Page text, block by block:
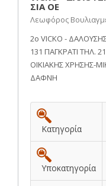
ΣΙΑ ΟΕ
Λεωφόρος
2ο VICKO -
131 ΠΑΓΚΡΑΤΙ ΤΗΛ.
ΟΙΚΙΑΚΗΣ ΧΡΗΣΗΣ-
ΔΑΦΝΗ
Κατηγορία
Υποκατηγορία